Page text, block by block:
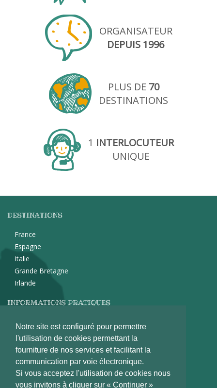
Notre site est configuré pour permettre
l'utilisation de cookies permettant la
fourniture de nos services et facilitant la
communication par voie électronique.
Si vous acceptez l'utilisation de cookies nous
vous invitons à cliquer sur « Continuer »
ORGANISATEUR
DEPUIS 1996
PLUS DE 70
DESTINATIONS
1 INTERLOCUTEUR
UNIQUE
DESTINATIONS
France
Espagne
Italie
Grande Bretagne
Irlande
INFORMATIONS PRATIQUES
Garanties & Assurances
Comment organiser un voyage sur mesure ?
Demande de devis
Formulaire de contact
LE MONDE EN MAIN